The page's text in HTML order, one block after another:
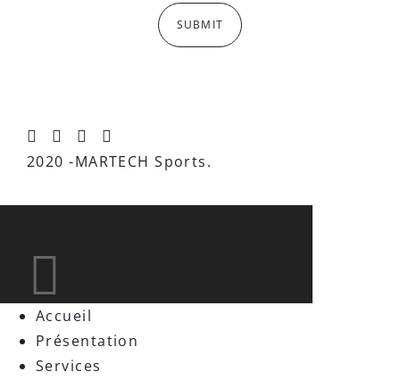
2020 -MARTECH Sports.
Accueil
Présentation
Services